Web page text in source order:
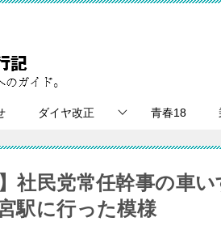
ダイヤ改正 青春18
社民党常任幹事の車
駅に行った模様